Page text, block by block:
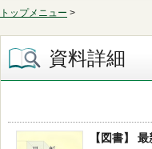
トップメニュー >
資料詳細
【図書】